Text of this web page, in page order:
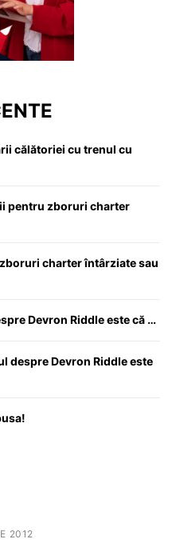
călătoriei cu trenul cu
pentru zboruri charter
charter întârziate sau
Devron Riddle este că …
despre Devron Riddle este
2012